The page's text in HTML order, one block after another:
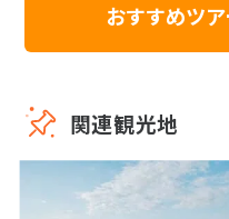
おすすめツ
関連観光地